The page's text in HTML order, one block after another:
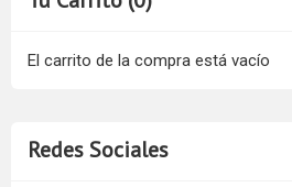
El carrito de la compra está vacío
Redes Sociales